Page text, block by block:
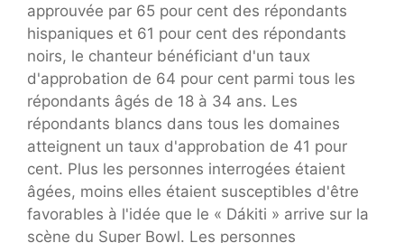
approuvée par 65 pour cent des répondants
hispaniques et 61 pour cent des répondants
noirs, le chanteur bénéficiant d'un taux
d'approbation de 64 pour cent parmi tous les
répondants âgés de 18 à 34 ans. Les
répondants blancs dans tous les domaines
atteignent un taux d'approbation de 41 pour
cent. Plus les personnes interrogées étaient
âgées, moins elles étaient susceptibles d'être
favorables à l'idée que le « Dákiti » arrive sur la
scène du Super Bowl. Les personnes